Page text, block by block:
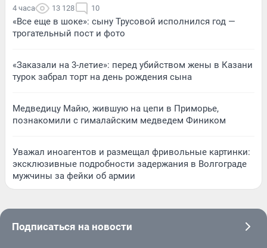
4 часа 13 128 10
«Все еще в шоке»: сыну Трусовой исполнился год —
трогательный пост и фото
«Заказали на 3-летие»: перед убийством жены в Казани
турок забрал торт на день рождения сына
Медведицу Майю, жившую на цепи в Приморье,
познакомили с гималайским медведем Фиником
Уважал иноагентов и размещал фривольные картинки:
эксклюзивные подробности задержания в Волгограде
мужчины за фейки об армии
Подписаться на новости